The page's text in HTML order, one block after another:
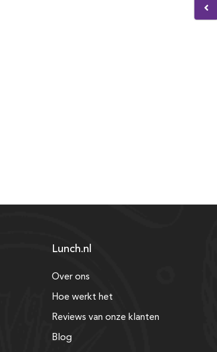
Lunch.nl
Over ons
Hoe werkt het
Reviews van onze klanten
Blog